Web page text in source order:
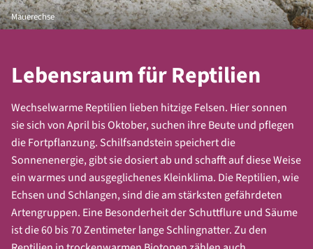
Mauerechse
Lebensraum für Reptilien
Wechselwarme Reptilien lieben hitzige Felsen. Hier sonnen
sie sich von April bis Oktober, suchen ihre Beute und pflegen
die Fortpflanzung. Schilfsandstein speichert die
Sonnenenergie, gibt sie dosiert ab und schafft auf diese Weise
ein warmes und ausgeglichenes Kleinklima. Die Reptilien, wie
Echsen und Schlangen, sind die am stärksten gefährdeten
Artengruppen. Eine Besonderheit der Schuttflure und Säume
ist die 60 bis 70 Zentimeter lange Schlingnatter. Zu den